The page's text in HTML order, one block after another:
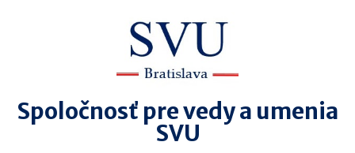
Spoločnosť pre vedy a umenia
SVU